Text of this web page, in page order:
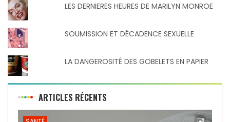
LES DERNIERES HEURES DE MARILYN MONROE
SOUMISSION ET DÉCADENCE SEXUELLE
LA DANGEROSITÉ DES GOBELETS EN PAPIER
ARTICLES RÉCENTS